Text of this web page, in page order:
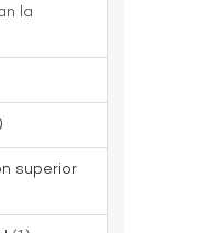
la
superior